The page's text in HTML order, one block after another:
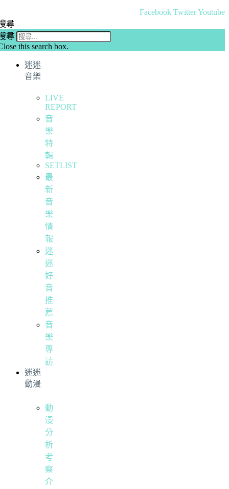
Facebook TwitterYoutube
尋
尋
this search box.
迷迷
音樂
LIVE
REPORT
音
樂
特
輯
SETLIST
最
新
音
樂
情
報
迷
迷
好
音
推
薦
音
樂
專
訪
迷迷
動漫
動
漫
分
析
考
察
介